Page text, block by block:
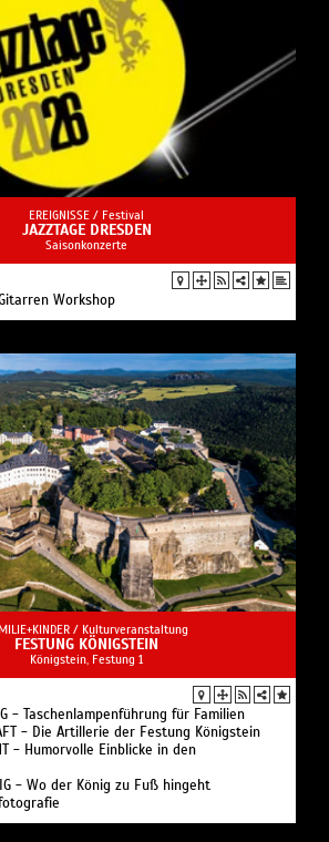
EREIGNISSE / Festival
JAZZTAGE DRESDEN
Saisonkonzerte
Workshop
/ Kulturveranstaltung
FESTUNG KÖNIGSTEIN
Königstein, Festung 1
- Taschenlampenführung für Familien
- Die Artillerie der Festung Königstein
- Humorvolle Einblicke in den
- Wo der König zu Fuß hingeht